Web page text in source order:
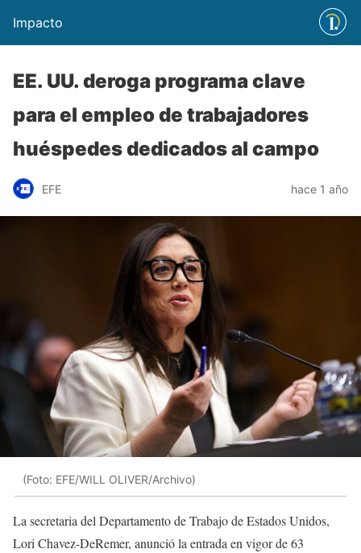
Impacto
EE. UU. deroga programa clave
para el empleo de trabajadores
huéspedes dedicados al campo
EFE hace 1 año
(Foto: EFE/WILL OLIVER/Archivo)
La secretaria del Departamento de Trabajo de Estados Unidos,
Lori Chavez-DeRemer, anunció la entrada en vigor de 63